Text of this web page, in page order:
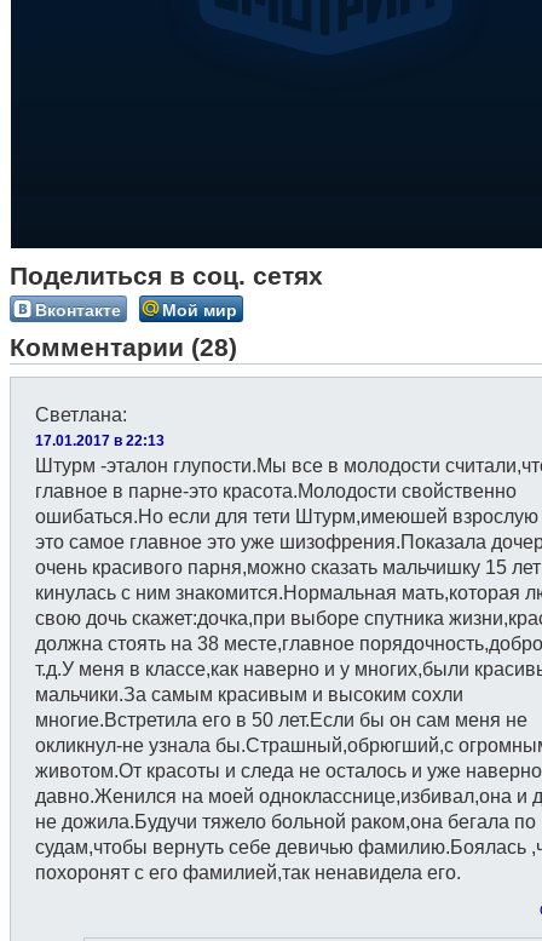
Поделиться в соц. сетях
Вконтакте Мой мир
Комментарии (28)
Светлана:
17.01.2017 в 22:13
Штурм -эталон глупости.Мы все в молодости
главное в парне-это красота.Молодости свойственно
ошибаться.Но если для тети Штурм,имеюшей взрослую
это самое главное это уже шизофрения.Показала
очень красивого парня,можно сказать мальчишку 15
кинулась с ним знакомится.Нормальная мать,которая
свою дочь скажет:дочка,при выборе спутника
должна стоять на 38 месте,главное
т.д.У меня в классе,как наверно и у многих,были
мальчики.За самым красивым и высоким сохли
многие.Встретила его в 50 лет.Если бы он сам меня не
окликнул-не узнала бы.Страшный,обрюгший,с
животом.От красоты и следа не осталось и уже наверно
давно.Женился на моей однокласснице,избивал,она и
не дожила.Будучи тяжело больной раком,она бегала по
судам,чтобы вернуть себе девичью фамилию.Боялась
похоронят с его фамилией,так ненавидела его.